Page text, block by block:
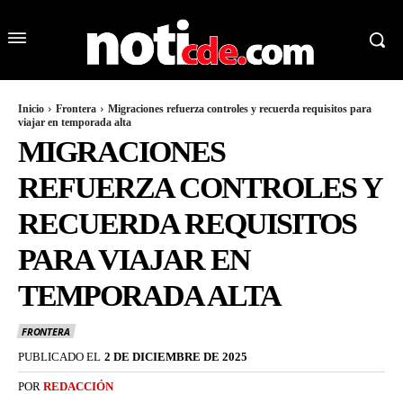
Inicio Frontera
Migraciones refuerza controles y recuerda requisitos para
viajar en temporada alta
MIGRACIONES
REFUERZA CONTROLES Y
RECUERDA REQUISITOS
PARA VIAJAR EN
TEMPORADA ALTA
FRONTERA
PUBLICADO EL 2 DE DICIEMBRE DE 2025
POR REDACCIÓN